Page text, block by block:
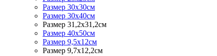
Размер 30х30см
Размер 30х40см
Размер 31,2х31,2см
Размер 40х50см
Размер 9,5х12см
Размер 9,7х12,2см